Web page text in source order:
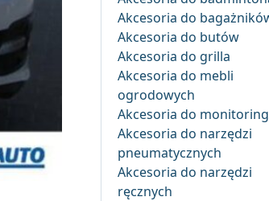
Akcesoria do
Akcesoria do butów
Akcesoria do grilla
Akcesoria do mebli
ogrodowych
Akcesoria do
Akcesoria do narzędzi
pneumatycznych
Akcesoria do narzędzi
ręcznych